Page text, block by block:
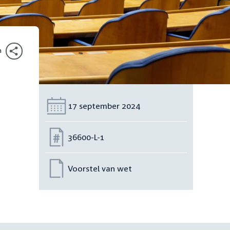
Datum:
17 september 2024
Nummer:
36600-L-1
Voorstel van wet